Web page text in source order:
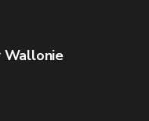
Wallonie